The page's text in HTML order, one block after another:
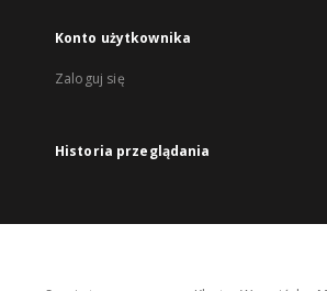
Konto użytkownika
Zaloguj się
Historia przeglądania